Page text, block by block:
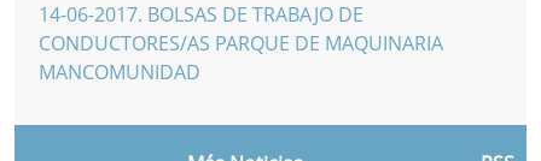
14-06-2017. BOLSAS DE TRABAJO DE
CONDUCTORES/AS PARQUE DE MAQUINARIA
MANCOMUNIDAD